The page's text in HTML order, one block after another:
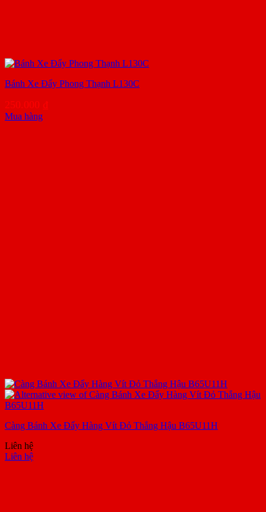
Bánh Xe Đẩy Phong Thạnh L130C
250.000 ₫
Mua hàng
Càng Bánh Xe Đẩy Hàng Vít Đỏ Thắng Hậu B65U11H
Liên hệ
Liên hệ